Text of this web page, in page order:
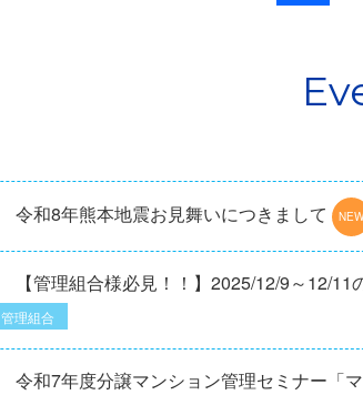
令和8年熊本地震お見舞いにつきまして
【管理組合様必見！！】2025/12/9～12/
管理組合
令和7年度分譲マンション管理セミナー「